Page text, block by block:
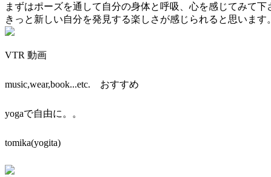
まずはポーズを通して自分の身体と呼吸、心を感じてみて下
きっと新しい自分を発見する楽しさが感じられると思いま
VTR 動画
music,wear,book...etc. おすすめ
yogaで自由に。。
tomika(yogita)